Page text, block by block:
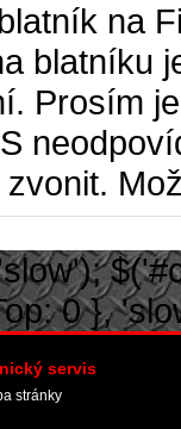
na
blatníku
Prosím
0 },
servis
stránky